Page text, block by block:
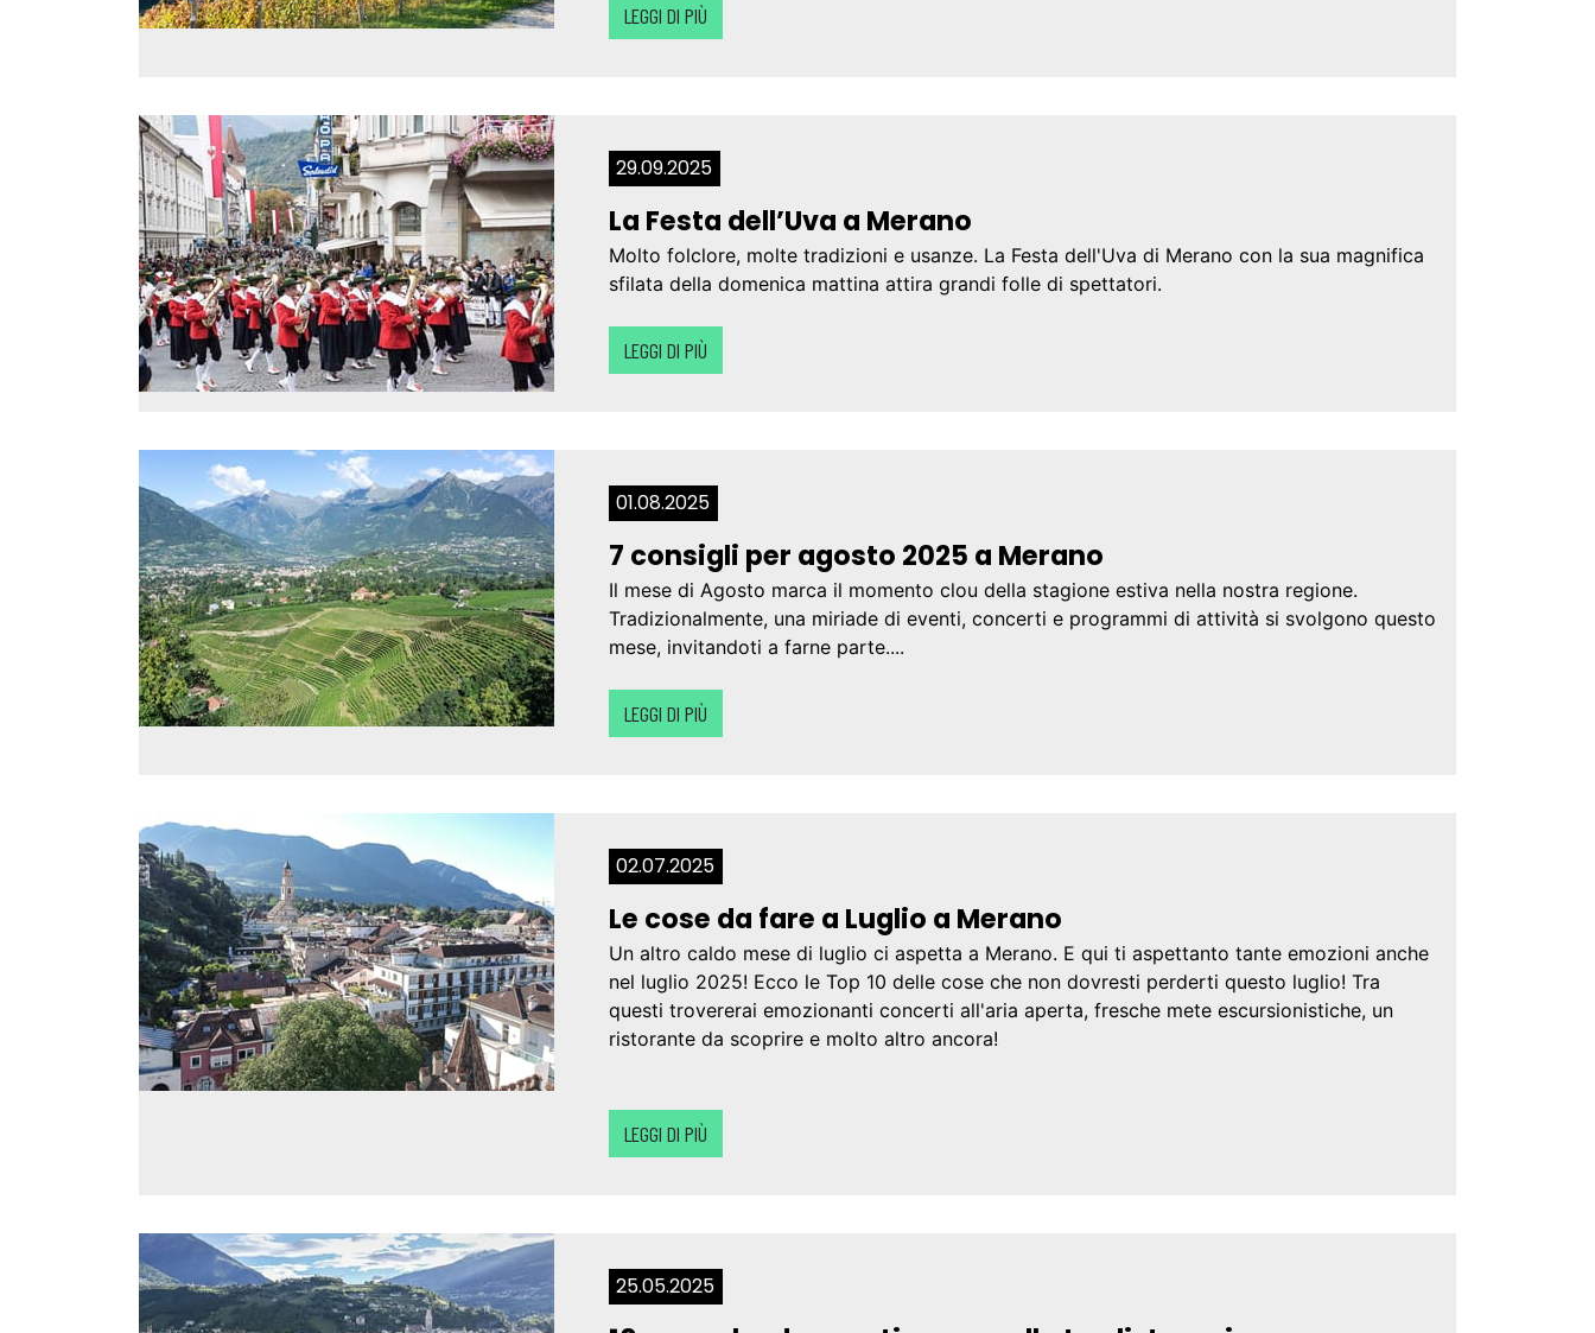
LEGGI DI PIÙ
29.09.2025
La Festa dell’Uva a Merano
Molto folclore, molte tradizioni e usanze. La Festa dell'Uva di Merano con la sua magnifica
sfilata della domenica mattina attira grandi folle di spettatori.
LEGGI DI PIÙ
01.08.2025
7 consigli per agosto 2025 a Merano
Il mese di Agosto marca il momento clou della stagione estiva nella nostra regione.
Tradizionalmente, una miriade di eventi, concerti e programmi di attività si svolgono questo
mese, invitandoti a farne parte....
LEGGI DI PIÙ
02.07.2025
Le cose da fare a Luglio a Merano
Un altro caldo mese di luglio ci aspetta a Merano. E qui ti aspettanto tante emozioni anche
nel luglio 2025! Ecco le Top 10 delle cose che non dovresti perderti questo luglio! Tra
questi trovererai emozionanti concerti all'aria aperta, fresche mete escursionistiche, un
ristorante da scoprire e molto altro ancora!
LEGGI DI PIÙ
25.05.2025